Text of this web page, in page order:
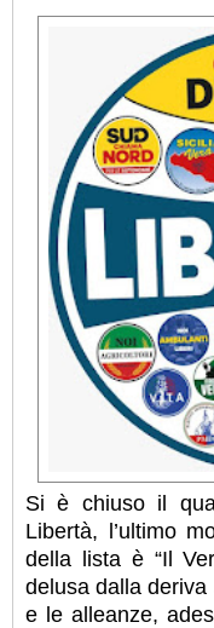
Si è chiuso il
Libertà, l’ultimo
della lista è “Il
delusa dalla deriva
e le alleanze,